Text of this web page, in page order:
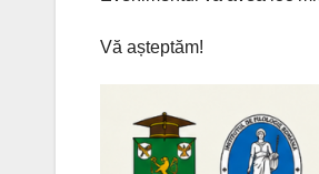
Vă așteptăm!